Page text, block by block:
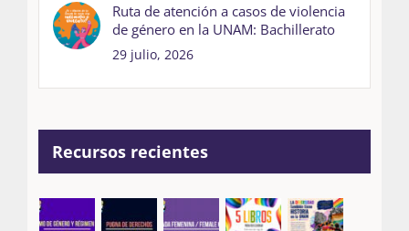
Ruta de atención a casos de violencia
de género en la UNAM: Bachillerato
29 julio, 2026
Recursos recientes